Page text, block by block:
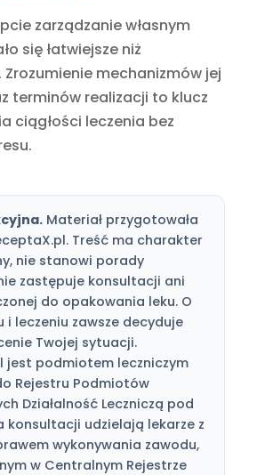
zarządzanie własnym
się łatwiejsze niż
Zrozumienie mechanizmów jej
terminów realizacji to klucz
ciągłości leczenia bez
Materiał przygotowała
Treść ma charakter
nie stanowi porady
zastępuje konsultacji ani
do opakowania leku. O
i leczeniu zawsze decyduje
Twojej sytuacji.
jest podmiotem leczniczym
Rejestru Podmiotów
Działalność Leczniczą pod
konsultacji udzielają lekarze z
wykonywania zawodu,
w Centralnym Rejestrze